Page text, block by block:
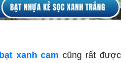
bạt xanh cam cũng rất được